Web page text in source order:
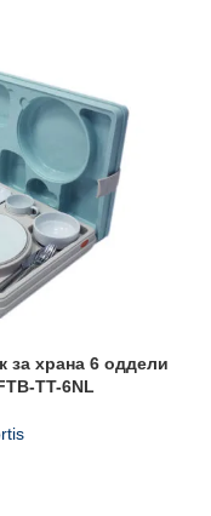
за храна 6 оддели
TT-6NL